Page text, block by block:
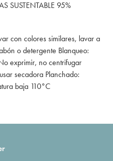
SUSTENTABLE 95%
con colores similares, lavar a
o detergente Blanqueo:
exprimir, no centrifugar
secadora Planchado:
baja 110°C